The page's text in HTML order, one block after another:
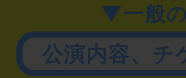
▼一般
公演内容、チ